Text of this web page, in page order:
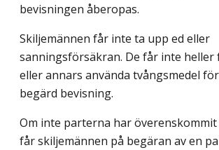
bevisningen åberopas.
Skiljemännen får inte ta upp ed eller
sanningsförsäkran. De får inte heller
eller annars använda tvångsmedel
begärd bevisning.
Om inte parterna har
får skiljemännen på begäran av en